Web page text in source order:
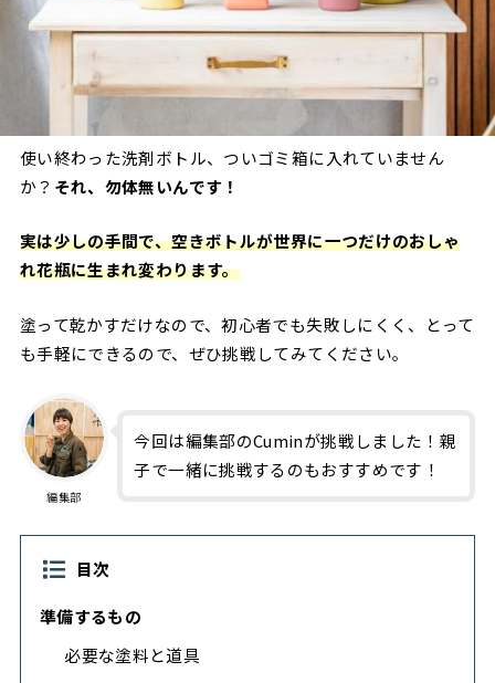
使い終わった洗剤ボトル、ついゴミ箱に入れていません
か？ それ、勿体無いんです！
実は少しの手間で、空きボトルが世界に一つだけのおしゃ
れ花瓶に生まれ変わります。
塗って乾かすだけなので、初心者でも失敗しにくく、とって
も手軽にできるので、ぜひ挑戦してみてください。
編集部
今回は編集部のCuminが挑戦しました！親
子で一緒に挑戦するのもおすすめです！
目次
準備するもの
必要な塗料と道具